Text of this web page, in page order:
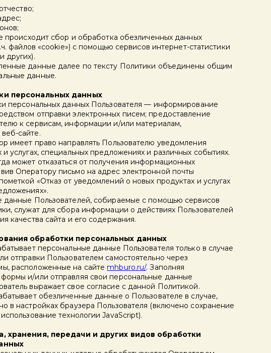
происходит сбор и обработка обезличенных данных
файлов «cookie») с помощью сервисов интернет-статистики
других).
данные далее по тексту Политики объединены общим
данные.
персональных данных
персональных данных Пользователя — информирование
отправки электронных писем; предоставление
к сервисам, информации и/или материалам,
сайте.
имеет право направлять Пользователю уведомления
и услугах, специальных предложениях и различных событиях.
может отказаться от получения информационных
Оператору письмо на адрес электронной почты
«Отказ от уведомлений о новых продуктах и услугах
данные Пользователей, собираемые с помощью сервисов
служат для сбора информации о действиях Пользователей
качества сайта и его содержания.
обработки персональных данных
персональные данные Пользователя только в случае
отправки Пользователем самостоятельно через
расположенные на сайтеmhburo.ru/. Заполняя
и/или отправляя свои персональные данные
выражает свое согласие с данной Политикой.
обезличенные данные о Пользователе в случае,
в настройках браузера Пользователя (включено сохранение
технологии JavaScript).
хранения, передачи и других видов обработки